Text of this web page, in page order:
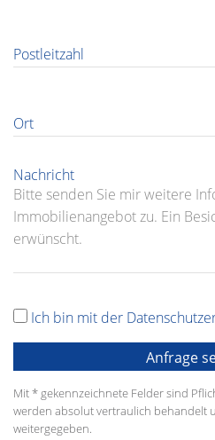
Postleitzahl
Ort
Nachricht
Ich bin mit der
Mit * gekennzeichnete Felder sind
werden absolut vertraulich behandelt
weitergegeben.